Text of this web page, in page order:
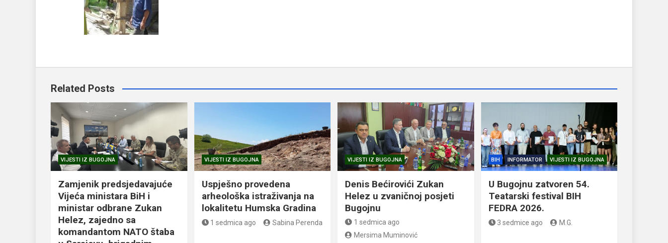
Related Posts
VIJESTI IZ BUGOJNA
Zamjenik predsjedavajuće
Vijeća ministara BiH i
ministar odbrane Zukan
Helez, zajedno sa
komandantom NATO štaba
VIJESTI IZ BUGOJNA
Uspješno provedena
arheološka istraživanja na
lokalitetu Humska Gradina
1 sedmica ago Sabina Perenda
VIJESTI IZ BUGOJNA
Denis Bećirovići Zukan
Helez u zvaničnoj posjeti
Bugojnu
1 sedmica ago
Mersima Muminović
BIH INFORMATOR VIJESTI IZ BUGOJNA
U Bugojnu zatvoren 54.
Teatarski festival BIH
FEDRA 2026.
3 sedmice ago M.G.